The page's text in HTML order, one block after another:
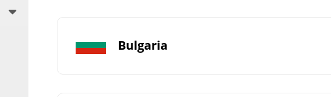
Bulgaria